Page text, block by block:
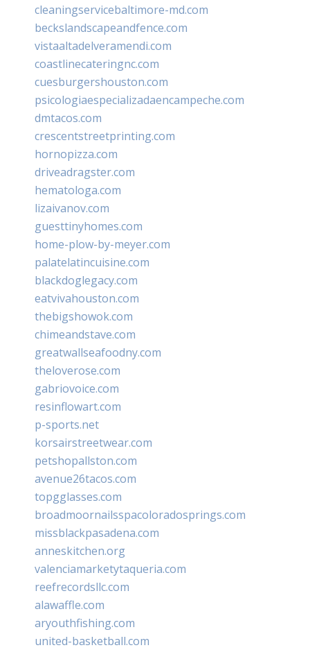
cleaningservicebaltimore-md.com
beckslandscapeandfence.com
vistaaltadelveramendi.com
coastlinecateringnc.com
cuesburgershouston.com
psicologiaespecializadaencampeche.com
dmtacos.com
crescentstreetprinting.com
hornopizza.com
driveadragster.com
hematologa.com
lizaivanov.com
guesttinyhomes.com
home-plow-by-meyer.com
palatelatincuisine.com
blackdoglegacy.com
eatvivahouston.com
thebigshowok.com
chimeandstave.com
greatwallseafoodny.com
theloverose.com
gabriovoice.com
resinflowart.com
p-sports.net
korsairstreetwear.com
petshopallston.com
avenue26tacos.com
topgglasses.com
broadmoornailsspacoloradosprings.com
missblackpasadena.com
anneskitchen.org
valenciamarketytaqueria.com
reefrecordsllc.com
alawaffle.com
aryouthfishing.com
united-basketball.com